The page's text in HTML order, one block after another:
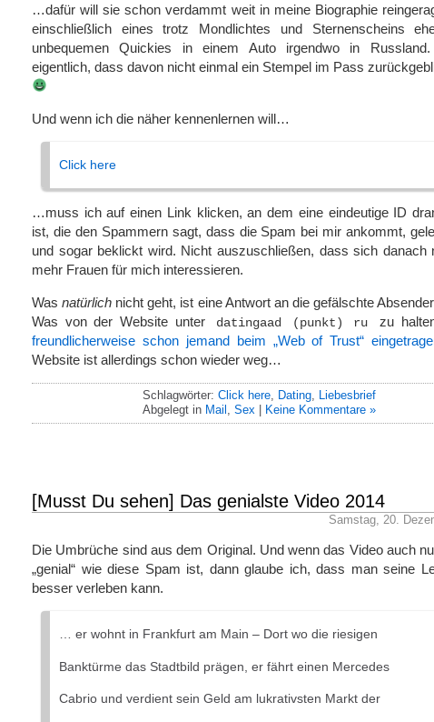
…dafür will sie schon verdammt weit in meine Biographie
einschließlich eines trotz Mondlichtes und Sternenscheins
unbequemen Quickies in einem Auto irgendwo in
eigentlich, dass davon nicht einmal ein Stempel im Pass
Und wenn ich die näher kennenlernen will…
Click here
…muss ich auf einen Link klicken, an dem eine eindeutige ID
ist, die den Spammern sagt, dass die Spam bei mir ankommt,
und sogar beklickt wird. Nicht auszuschließen, dass sich danach
mehr Frauen für mich interessieren.
Wasnatürlich nicht geht, ist eine Antwort an die gefälschte
Was von der Website unter
datingaad (punkt) ru zu
freundlicherweise schon jemand beim „Web of Trust“
Website ist allerdings schon wieder weg…
Schlagwörter: Click here, Dating,
Liebesbrief
Abgelegt in Mail Sex Keine Kommentare »
[Musst Du sehen] Das genialste Video 2014
Samstag, 20.
Die Umbrüche sind aus dem Original. Und wenn das Video auch
„genial“ wie diese Spam ist, dann glaube ich, dass man seine
besser verleben kann.
… er wohnt in Frankfurt am Main – Dort wo die riesigen
Banktürme das Stadtbild prägen, er fährt einen Mercedes
Cabrio und verdient sein Geld am lukrativsten Markt der